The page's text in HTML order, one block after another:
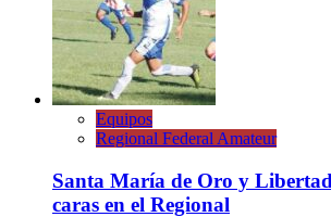
Equipos
Regional Federal Amateur
Santa María de Oro y
caras en el Regional